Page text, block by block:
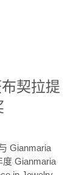
契拉提
Gianmaria
度 Gianmaria